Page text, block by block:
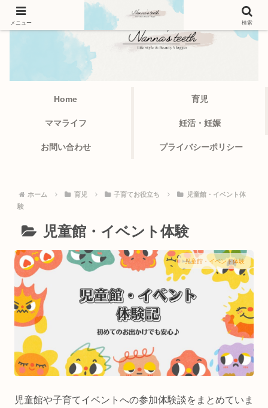
Home 育児
ママライフ 妊活・妊娠
お問い合わせ プライバシーポリシー
ホーム 育児 子育てお役立ち
児童館・イベント体
験
児童館・イベント体験
児童館・イベント体験
児童館や子育てイベントへの参加体験談をまとめていま
メニュー 検索